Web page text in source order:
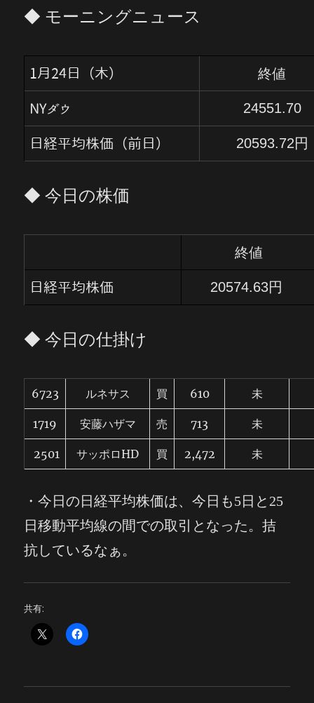
◆ モーニングニュース
1月24日（木） 終値
NYダウ 24551.70
日経平均株価（前日） 20593.72円
◆ 今日の株価
終値
日経平均株価 20574.63円
◆ 今日の仕掛け
6723 ルネサス 買 610 未
1719 安藤ハザマ 売 713 未
2501 サッポロHD 買 2,472 未
・今日の 日経平均株価は、今日も5日と25
日移動平均線の間での取引となった。拮
抗しているなぁ。
共有: